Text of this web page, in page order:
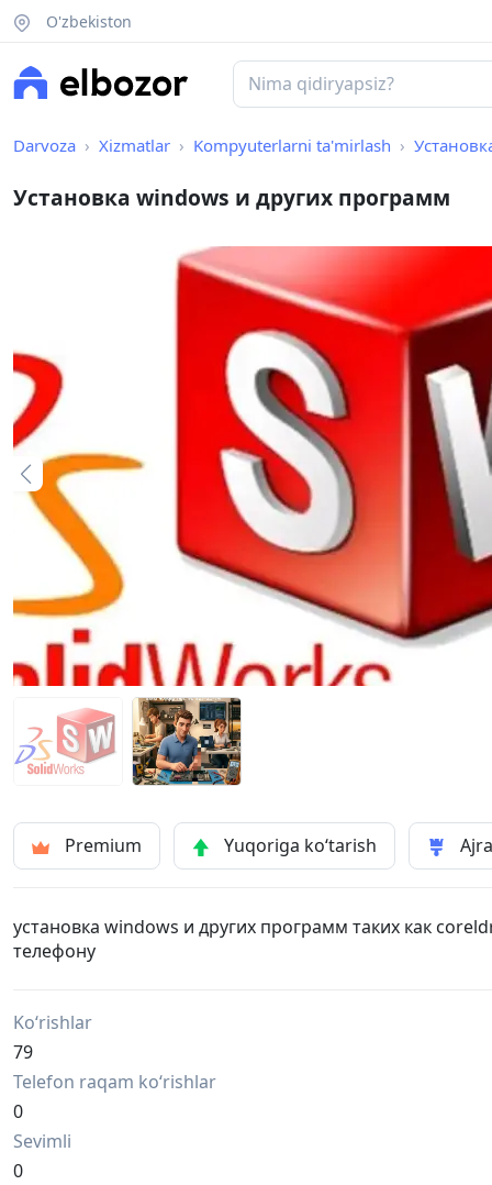
O'zbekiston
Darvoza Xizmatlar Kompyuterlarni ta'mirlash
Установка windows и других программ
Premium Yuqoriga ko‘tarish
установка windows и других программ таких как
телефону
Ko‘rishlar
79
Telefon raqam ko‘rishlar
0
Sevimli
0